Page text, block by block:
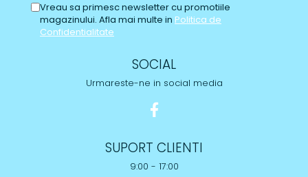
Vreau sa primesc newsletter cu promotiile
magazinului. Afla mai multe in Politica de
Confidentialitate
SOCIAL
Urmareste-ne in social media
SUPORT CLIENTI
9:00 - 17:00